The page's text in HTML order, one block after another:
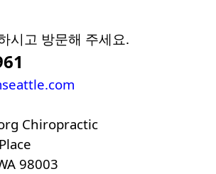
시고 방문해 주세요.
Chiropractic
98003